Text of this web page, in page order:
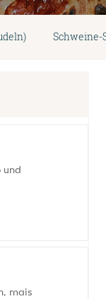
Schweine-
und
mais